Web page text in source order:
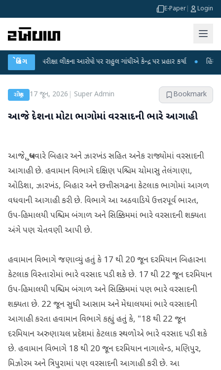
E-Paper Login
બ્રેકિંગ
NET પરીક્ષા લીકના આરોપો પર રાહુલ ગાંધીએ કેન્દ્ર પર પ્રહાર કર્યા ● હિંમતનગરમાં
રાષ્ટ્રીય 17 જૂન, 2026 Super Admin Bookmark
આજે દેશના મોટા ભાગોમાં વરસાદની ભારે આગાહી
આજે, બુધવારે બિહાર અને ઝારખંડ સહિત અનેક રાજ્યોમાં વરસાદની
આગાહી છે. હવામાન વિભાગે દક્ષિણ પશ્ચિમ ચોમાસુ તેલંગાણા,
ઓડિશા, ઝારખંડ, બિહાર અને છત્તીસગઢના કેટલાક ભાગોમાં આગળ
વધવાની આગાહી કરી છે. વિભાગે આ અઠવાડિયે ઉત્તરપૂર્વ ભારત,
ઉપ-હિમાલયી પશ્ચિમ બંગાળ અને સિક્કિમમાં ભારે વરસાદની શક્યતા
અંગે પણ ચેતવણી આપી છે.
હવામાન વિભાગે જણાવ્યું હતું કે 17 થી 20 જૂન દરમિયાન બિહારના
કેટલાક વિસ્તારોમાં ભારે વરસાદ પડી શકે છે. 17 થી 22 જૂન દરમિયાન
ઉપ-હિમાલયી પશ્ચિમ બંગાળ અને સિક્કિમમાં પણ ભારે વરસાદની
શક્યતા છે. 22 જૂન સુધી આસામ અને મેઘાલયમાં ભારે વરસાદની
આગાહી કરતા હવામાન વિભાગે કહ્યું હતું કે, "18 થી 22 જૂન
દરમિયાન અરુણાચલ પ્રદેશમાં કેટલાક સ્થળોએ ભારે વરસાદ પડી શકે
છે. હવામાન વિભાગે 18 થી 20 જૂન દરમિયાન નાગાલેન્ડ, મણિપુર,
મિઝોરમ અને ત્રિપુરામાં પણ વરસાદની આગાહી કરી છે. આ